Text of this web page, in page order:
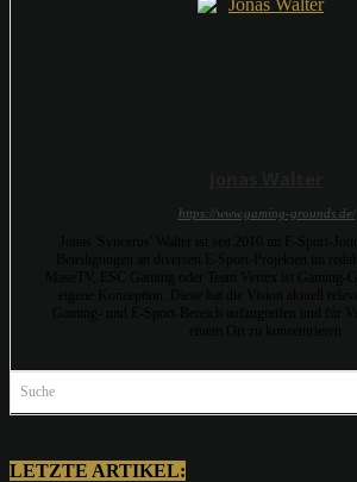
https://www.gaming-grounds.de/
Suche
LETZTE ARTIKEL: